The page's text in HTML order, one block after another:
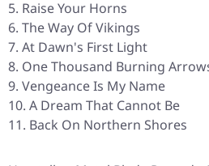
Raise Your Horns
The Way Of Vikings
At Dawn's First Light
One Thousand Burning
Vengeance Is My Name
A Dream That Cannot Be
Back On Northern Shores